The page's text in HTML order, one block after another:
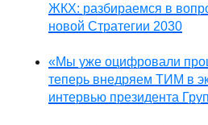
ЖКХ: разбираемся в
новой Стратегии 2030
«Мы уже оцифровали
теперь внедряем ТИМ в
интервью президента